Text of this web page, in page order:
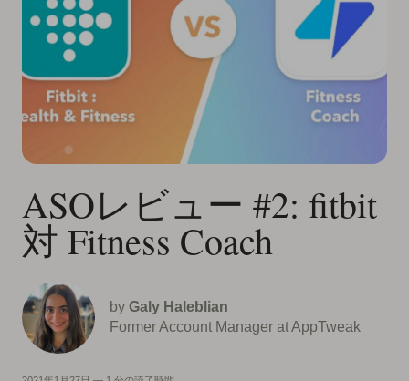
ASOレビュー #2: fitbit
対 Fitness Coach
by Galy Haleblian
Former Account Manager at AppTweak